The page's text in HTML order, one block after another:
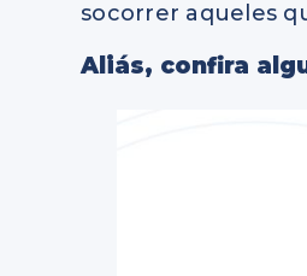
socorrer aqueles
Aliás, confira